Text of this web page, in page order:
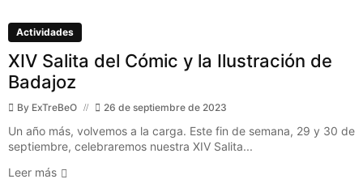
Actividades
XIV Salita del Cómic y la Ilustración de
Badajoz
By ExTreBeO 26 de septiembre de 2023
Un año más, volvemos a la carga. Este fin de semana, 29 y 30 de
septiembre, celebraremos nuestra XIV Salita...
Leer más